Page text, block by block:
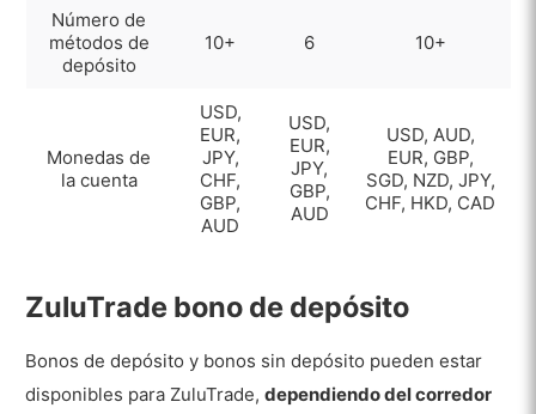
Número de
métodos de
depósito
10+ 6 10+
Monedas de
la cuenta
USD,
EUR,
JPY,
CHF,
GBP,
AUD
USD,
EUR,
JPY,
GBP,
AUD
USD, AUD,
EUR, GBP,
SGD, NZD, JPY,
CHF, HKD, CAD
ZuluTrade bono de depósito
Bonos de depósito y bonos sin depósito pueden estar
disponibles para ZuluTrade,dependiendo del corredor